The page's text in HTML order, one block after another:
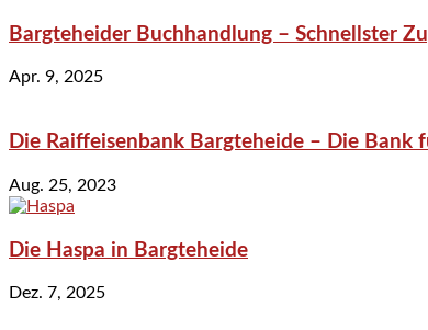
Bargteheider Buchhandlung – Schnellster
Apr. 9, 2025
Die Raiffeisenbank Bargteheide – Die Bank
Aug. 25, 2023
Die Haspa in Bargteheide
Dez. 7, 2025